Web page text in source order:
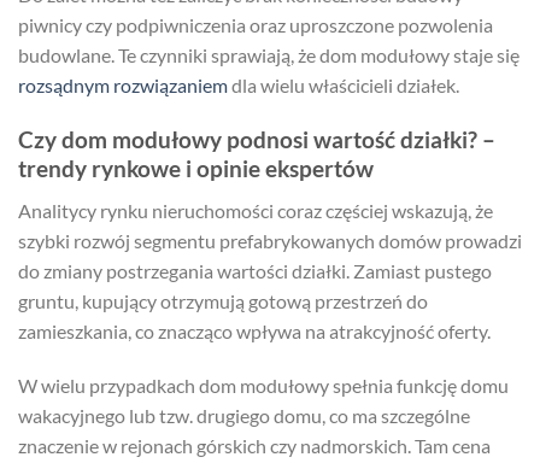
piwnicy czy podpiwniczenia oraz uproszczone pozwolenia
budowlane. Te czynniki sprawiają, że dom modułowy staje się
rozsądnym rozwiązaniemdla wielu właścicieli działek.
Czy dom modułowy podnosi wartość działki? –
trendy rynkowe i opinie ekspertów
Analitycy rynku nieruchomości coraz częściej wskazują, że
szybki rozwój segmentu prefabrykowanych domów prowadzi
do zmiany postrzegania wartości działki. Zamiast pustego
gruntu, kupujący otrzymują gotową przestrzeń do
zamieszkania, co znacząco wpływa na atrakcyjność oferty.
W wielu przypadkach dom modułowy spełnia funkcję domu
wakacyjnego lub tzw. drugiego domu, co ma szczególne
znaczenie w rejonach górskich czy nadmorskich. Tam cena